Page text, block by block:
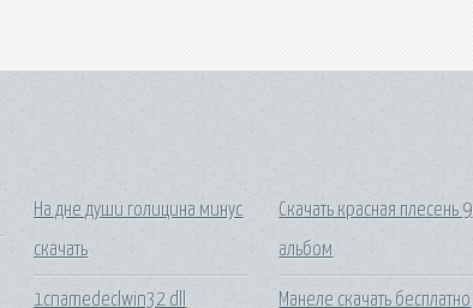
На дне души голицина минус
скачать
1cnamedeclwin32 dll
Скачать красная плесень 9
альбом
Манеле скачать бесплатно